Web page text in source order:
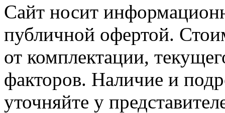
Сайт носит
публичной офертой.
от комплектации,
факторов. Наличие и
уточняйте у